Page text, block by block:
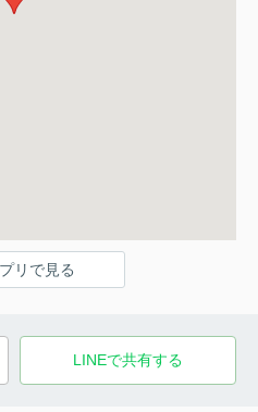
リで見る
LINEで共有する